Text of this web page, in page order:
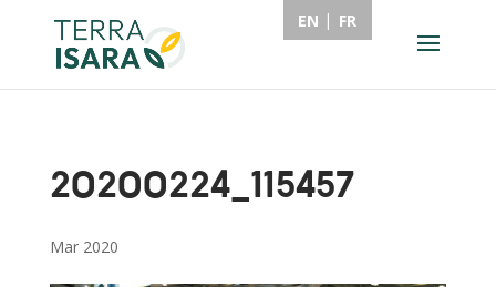
20200224_115457
Mar 2020
EN FR